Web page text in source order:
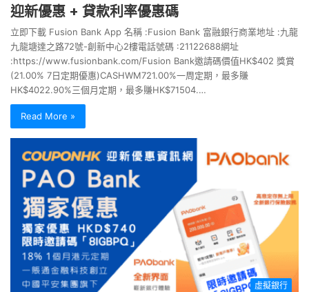
迎新優惠 + 貸款利率優惠碼
立即下載 Fusion Bank App 名稱 :Fusion Bank 富融銀行商業地址 :九龍
九龍塘達之路72號-創新中心2樓電話號碼 :21122688網址
:https://www.fusionbank.com/Fusion Bank邀請碼價值HK$402 獎賞
(21.00% 7日定期優惠)CASHWM721.00%一周定期，最多賺
HK$4022.90%三個月定期，最多賺HK$71504.…
Read More »
虛擬銀行